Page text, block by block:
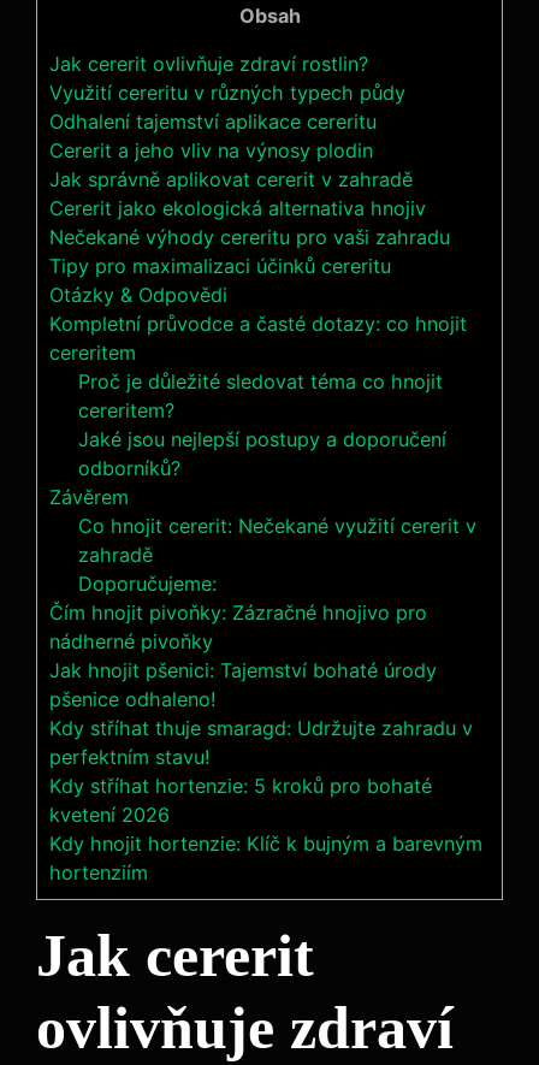
Obsah
Jak ​cererit ovlivňuje zdraví rostlin?
Využití cereritu v různých typech půdy
Odhalení tajemství aplikace cereritu
Cererit a jeho vliv ⁤na výnosy plodin
Jak správně aplikovat cererit v zahradě
Cererit jako ekologická alternativa hnojiv
Nečekané ‍výhody cereritu pro vaši zahradu
Tipy pro maximalizaci účinků cereritu
Otázky & Odpovědi
Kompletní průvodce a časté dotazy: co hnojit
cereritem
Proč je důležité sledovat téma co hnojit
cereritem?
Jaké jsou nejlepší postupy a doporučení
odborníků?
Závěrem
Co hnojit cererit: Nečekané využití cererit v
⁢zahradě
Doporučujeme:
Čím hnojit pivoňky: Zázračné hnojivo pro
nádherné pivoňky
Jak hnojit pšenici: Tajemství bohaté úrody
pšenice odhaleno!
Kdy stříhat thuje smaragd: Udržujte zahradu v
perfektním stavu!
Kdy stříhat hortenzie: 5 kroků pro bohaté
kvetení 2026
Kdy hnojit hortenzie: Klíč k bujným a barevným
hortenziím
Jak ​cererit
ovlivňuje zdraví